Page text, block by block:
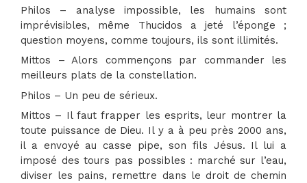
Philos – analyse impossible, les humains sont
imprévisibles, même Thucidos a jeté l’éponge ;
question moyens, comme toujours, ils sont illimités.
Mittos – Alors commençons par commander les
meilleurs plats de la constellation.
Philos – Un peu de sérieux.
Mittos – Il faut frapper les esprits, leur montrer la
toute puissance de Dieu. Il y a à peu près 2000 ans,
il a envoyé au casse pipe, son fils Jésus. Il lui a
imposé des tours pas possibles : marché sur l’eau,
diviser les pains, remettre dans le droit de chemin